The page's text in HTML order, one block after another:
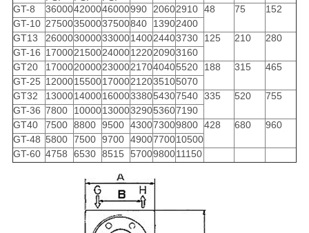
GT-8 360004200046000990 20602910 48 75
152
GT-10 275003500037500840 13902400
GT13
260003000033000140024403730 125 210
280
GT-16 170002150024000122020903160
GT20
170002000023000217040405520 188 315
465
GT-25 120001550017000212035105070
GT32
130001400016000338054307540 335 520
755
GT-36 7800 1000013000329053607190
GT40
7500 8800 9500 430073009800 428 680
960
GT-48 5800 7500 9700 4900770010500
GT-60 4758 6530 8515 5700980011150